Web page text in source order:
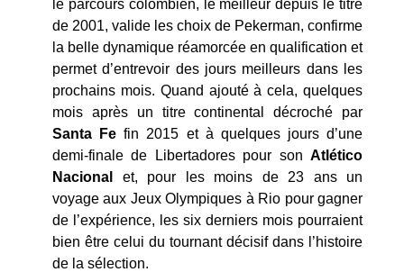
le parcours colombien, le meilleur depuis le titre
de 2001, valide les choix de Pekerman, confirme
la belle dynamique réamorcée en qualification et
permet d’entrevoir des jours meilleurs dans les
prochains mois. Quand ajouté à cela, quelques
mois après un titre continental décroché par
Santa Fe fin 2015 et à quelques jours d’une
demi-finale de Libertadores pour son Atlético
Nacional
et, pour les moins de 23 ans un
voyage aux Jeux Olympiques à Rio pour gagner
de l’expérience, les six derniers mois pourraient
bien être celui du tournant décisif dans l’histoire
de la sélection.